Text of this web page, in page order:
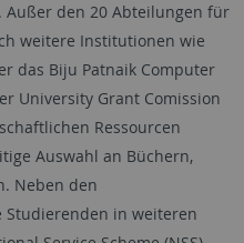
Außer den 20 Abteilungen für
weitere Institutionen wie
das Biju Patnaik Computer
University Grant Comission
Ressourcen
Auswahl an Büchern,
Neben den
Studierenden in weiteren